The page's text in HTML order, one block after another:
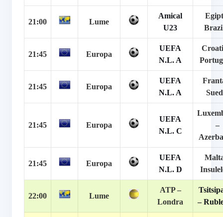
21:00 Lume
Amical
U23
21:45 Europa
UEFA
N.L. A
21:45 Europa
UEFA
N.L. A
21:45 Europa
UEFA
N.L. C
–
21:45 Europa
UEFA
N.L. D
22:00 Lume
ATP –
Londra
–